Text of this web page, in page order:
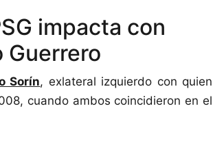
impacta con
Guerrero
Sorín, exlateral izquierdo con quien
cuando ambos coincidieron en el